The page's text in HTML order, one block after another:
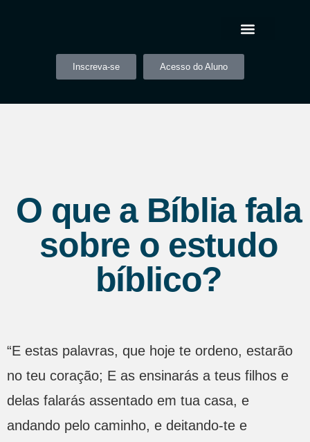
Inscreva-se Acesso do Aluno
O que a Bíblia fala
sobre o estudo
bíblico?
“E estas palavras, que hoje te ordeno, estarão
no teu coração; E as ensinarás a teus filhos e
delas falarás assentado em tua casa, e
andando pelo caminho, e deitando-te e